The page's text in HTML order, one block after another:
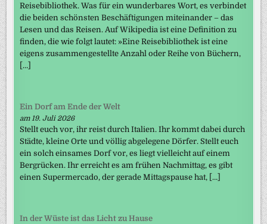
Reisebibliothek. Was für ein wunderbares Wort, es verbindet
die beiden schönsten Beschäftigungen miteinander – das
Lesen und das Reisen. Auf Wikipedia ist eine Definition zu
finden, die wie folgt lautet: »Eine Reisebibliothek ist eine
eigens zusammengestellte Anzahl oder Reihe von Büchern,
[…]
Ein Dorf am Ende der Welt
am 19. Juli 2026
Stellt euch vor, ihr reist durch Italien. Ihr kommt dabei durch
Städte, kleine Orte und völlig abgelegene Dörfer. Stellt euch
ein solch einsames Dorf vor, es liegt vielleicht auf einem
Bergrücken. Ihr erreicht es am frühen Nachmittag, es gibt
einen Supermercado, der gerade Mittagspause hat, […]
In der Wüste ist das Licht zu Hause